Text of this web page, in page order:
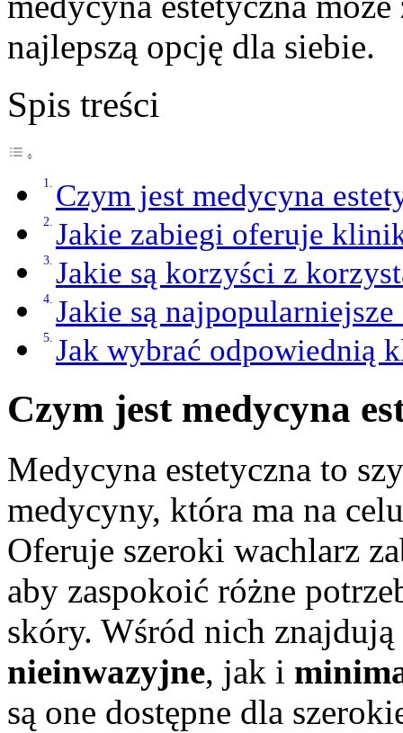
najlepszą opcję dla siebie.
Spis treści
Czym jest medycyna
Jakie zabiegi oferuje
Jakie są korzyści z
Jakie są
Jak wybrać odpowiednią
Czym jest medycyna
Medycyna estetyczna to
medycyny, która ma na
Oferuje szeroki wachlarz
aby zaspokoić różne
skóry. Wśród nich
nieinwazyjne, jak i
są one dostępne dla